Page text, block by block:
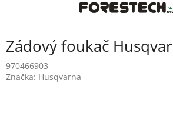
Zádový foukač
970466903
Značka: Husqvarna